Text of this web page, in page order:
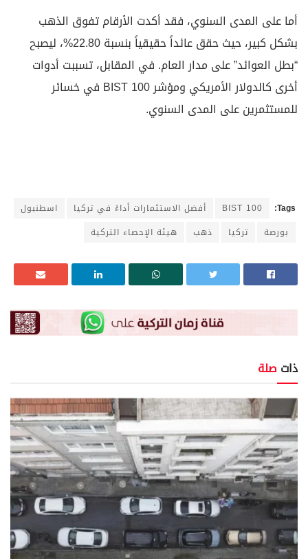
أما على المدى السنوي، فقد أكدت الأرقام تفوق الذهب
بشكل كبير، حيث حقق عائداً حقيقياً بنسبة 22.80%، ليصبح
“بطل العوائد” على مدار العام. في المقابل، تسببت أدوات
أخرى كالدولار الأمريكي ومؤشر BIST 100 في خسائر
للمستثمرين على المدى السنوي.
Tags:
BIST 100 أفضل الاستثمارات أداءً في تركيا
اسطنبول
بورصة
تركيا ذهب هيئة الإحصاء التركية
ذات صلة